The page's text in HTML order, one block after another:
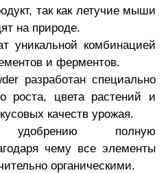
так как летучие мыши
на природе.
уникальной комбинацией
и ферментов.
разработан специально
роста, цвета растений и
качеств урожая.
удобрению полную
чему все элементы
органическими.